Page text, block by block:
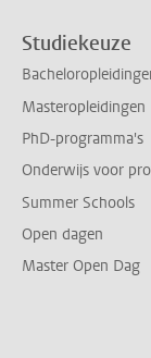
Studiekeuze
Masteropleidingen
PhD-programma's
Onderwijs voor
Summer Schools
Open dagen
Master Open Dag